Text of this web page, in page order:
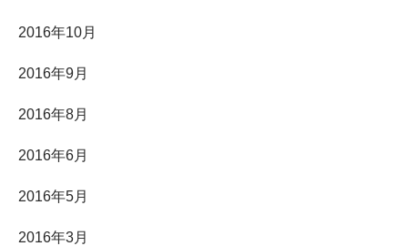
2016年10月
2016年9月
2016年8月
2016年6月
2016年5月
2016年3月